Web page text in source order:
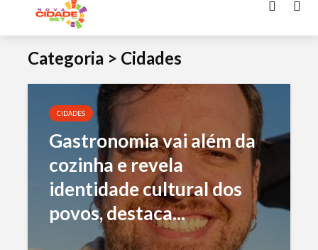
Acessar
conteúdoCategoria > Cidades
CIDADES
Gastronomia vai além da
cozinha e revela
identidade cultural dos
povos, destaca...